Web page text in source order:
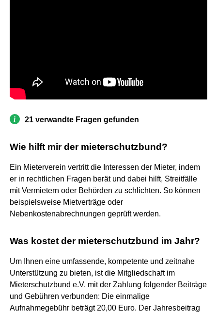
21 verwandte Fragen gefunden
Wie hilft mir der mieterschutzbund?
Ein Mieterverein vertritt die Interessen der Mieter, indem
er in rechtlichen Fragen berät und dabei hilft, Streitfälle
mit Vermietern oder Behörden zu schlichten. So können
beispielsweise Mietverträge oder
Nebenkostenabrechnungen geprüft werden.
Was kostet der mieterschutzbund im Jahr?
Um Ihnen eine umfassende, kompetente und zeitnahe
Unterstützung zu bieten, ist die Mitgliedschaft im
Mieterschutzbund e.V. mit der Zahlung folgender Beiträge
und Gebühren verbunden: Die einmalige
Aufnahmegebühr beträgt 20,00 Euro. Der Jahresbeitrag